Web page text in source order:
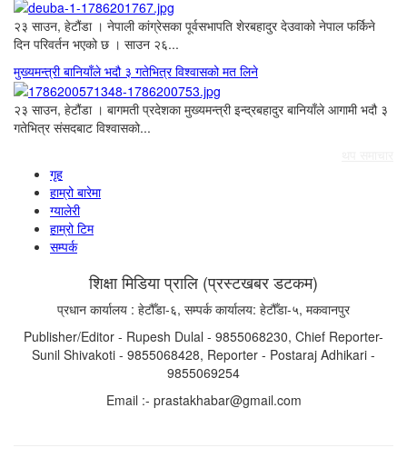
२३ साउन, हेटौंडा । नेपाली कांग्रेसका पूर्वसभापति शेरबहादुर देउवाको नेपाल फर्किने
दिन परिवर्तन भएको छ । साउन २६...
मुख्यमन्त्री बानियाँले भदौ ३ गतेभित्र विश्वासको मत लिने
२३ साउन, हेटौंडा । बागमती प्रदेशका मुख्यमन्त्री इन्द्रबहादुर बानियाँले आगामी भदौ ३
गतेभित्र संसदबाट विश्वासको...
गृह
हाम्रो बारेमा
ग्यालेरी
हाम्रो टिम
सम्पर्क
शिक्षा मिडिया प्रालि (प्रस्टखबर डटकम)
प्रधान कार्यालय : हेटौँडा-६, सम्पर्क कार्यालय: हेटौँडा-५, मकवानपुर
Publisher/Editor - Rupesh Dulal - 9855068230, Chief Reporter-
Sunil Shivakoti - 9855068428, Reporter - Postaraj Adhikari -
9855069254
Email :- prastakhabar@gmail.com